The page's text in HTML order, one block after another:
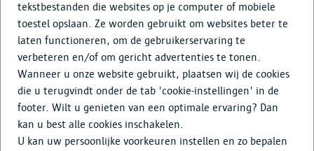
Over
Tijdlijn
Doe mee
Media & Nieuws
Terug naar overzicht
tekstbestanden die websites op je computer of mobiele
toestel opslaan. Ze worden gebruikt om websites beter te
laten functioneren, om de gebruikerservaring te
verbeteren en/of om gericht advertenties te tonen.
Wanneer u onze website gebruikt, plaatsen wij de cookies
die u terugvindt onder de tab 'cookie-instellingen' in de
footer. Wilt u genieten van een optimale ervaring? Dan
kan u best alle cookies inschakelen.
U kan uw persoonlijke voorkeuren instellen en zo bepalen